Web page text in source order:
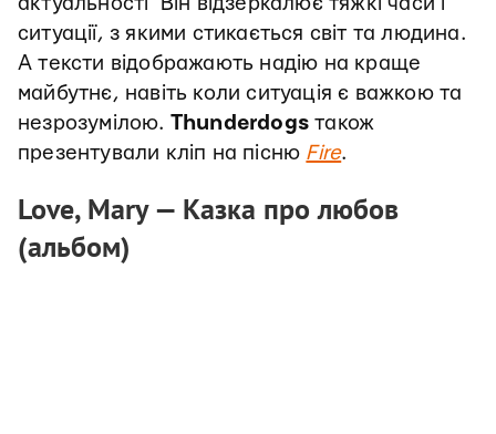
ситуації, з якими стикається світ та людина.
А тексти відображають надію на краще
майбутнє, навіть коли ситуація є важкою та
незрозумілою. Thunderdogs також
презентували кліп на пісню Fire.
Love, Mary— Казка про любов
(альбом)